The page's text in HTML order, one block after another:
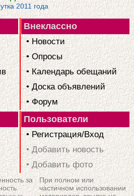
2011 года
Внеклассно
• Новости
• Опросы
• Календарь обещаний
• Доска объявлений
• Форум
Пользователи
• Регистрация/Вход
• Добавить новость
• Добавить фото
за
При полном или
частичном использовании